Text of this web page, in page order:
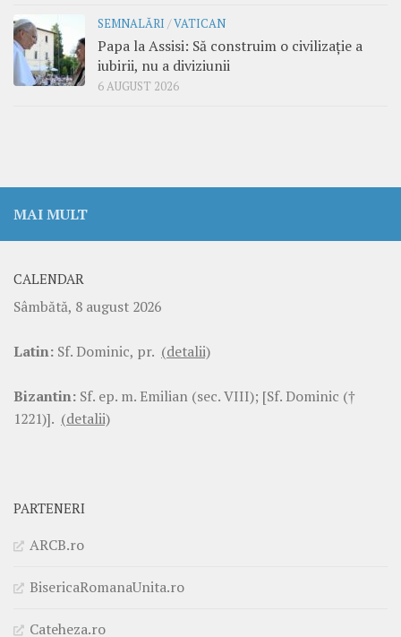
SEMNALĂRI /VATICAN
Papa la Assisi: Să construim o civilizație a
iubirii, nu a diviziunii
6 AUGUST 2026
MAI MULT
CALENDAR
Sâmbătă, 8 august 2026
Latin: Sf. Dominic, pr. (detalii)
Bizantin: Sf. ep. m. Emilian (sec. VIII); [Sf. Dominic (†
1221)]. (detalii)
PARTENERI
ARCB.ro
BisericaRomanaUnita.ro
Cateheza.ro